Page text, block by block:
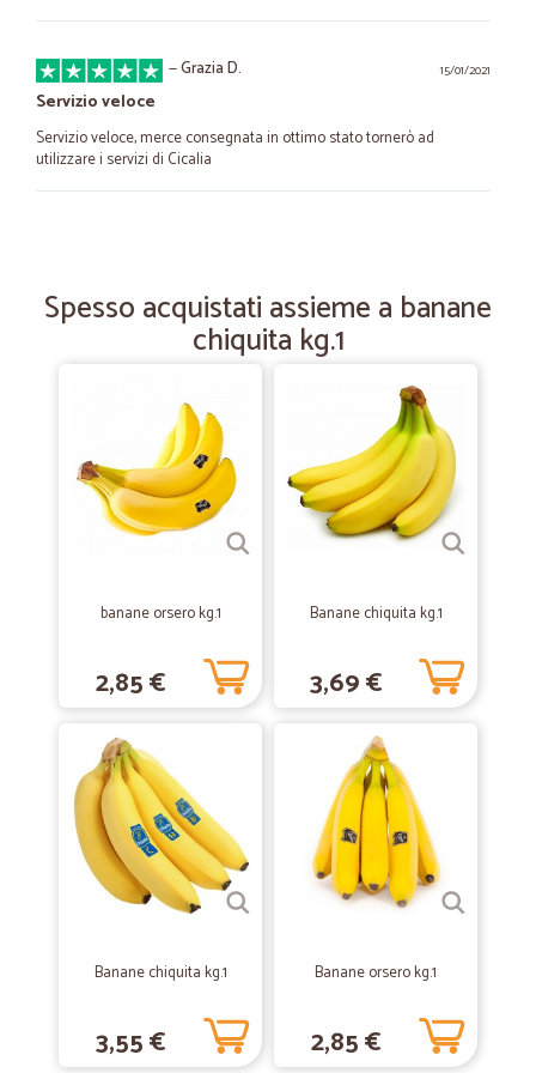
15/01/2021
—Grazia D.
Servizio veloce
Servizio veloce, merce consegnata in ottimo stato tornerò ad
utilizzare i servizi di Cicalia
Venditore affidabile, ottima la qualità del prodotto, spedizione veloce,
grazie.
—Faustina C.
Prodotti ottimi, puntualità e massima accuratezza nella confezione.
27/05/2020
Loredana M.
03/05/2020
—Sara M.
Facilità d'acquisto.
Facilità d'acquisto. Prezzi competitivi su gran parte dei prodotti.
Spedizione molto veloce. Acquisto spesso dal sito CICALIA in quanto
trovo il servizio offerto, molto comodo .
30/03/2020
—Cinzia C.
Anche con moltissime ordinazioni, consegnano tempestivamente (1-
2 giorni, in realtà è più frequente 1 giorno). Se ci fossero anche i
Spesso acquistati assieme a banane
chiquita kg.1
banane orsero kg.1
2,85 €
Banane chiquita kg.1
3,69 €
Banane chiquita kg.1
3,55 €
Banane orsero kg.1
2,85 €